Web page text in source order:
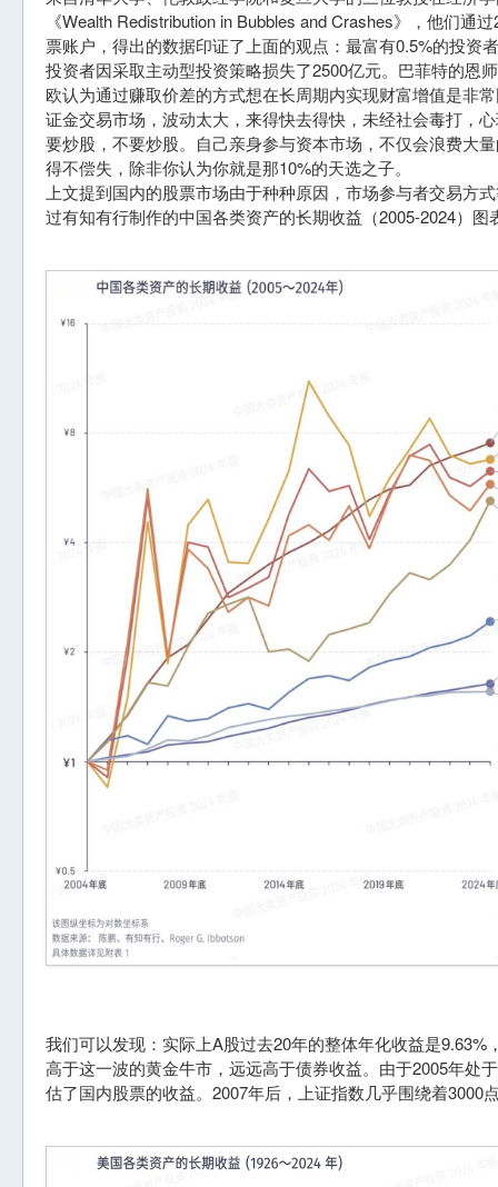
《Wealth Redistribution in Bubbles and Crashes》，他们通
票账户，得出的数据印证了上面的观点：最富有0.5%的投资
投资者因采取主动型投资策略损失了2500亿元。巴菲特的恩
欧认为通过赚取价差的方式想在长周期内实现财富增值是非
证金交易市场，波动太大，来得快去得快，未经社会毒打，
要炒股，不要炒股。自己亲身参与资本市场，不仅会浪费大
得不偿失，除非你认为你就是那10%的天选之子。
上文提到国内的股票市场由于种种原因，市场参与者交易方
过有知有行制作的中国各类资产的长期收益（2005-2024）图
我们可以发现：实际上A股过去20年的整体年化收益是
高于这一波的黄金牛市，远远高于债券收益。由于2005年处
估了国内股票的收益。2007年后，上证指数几乎围绕着3000